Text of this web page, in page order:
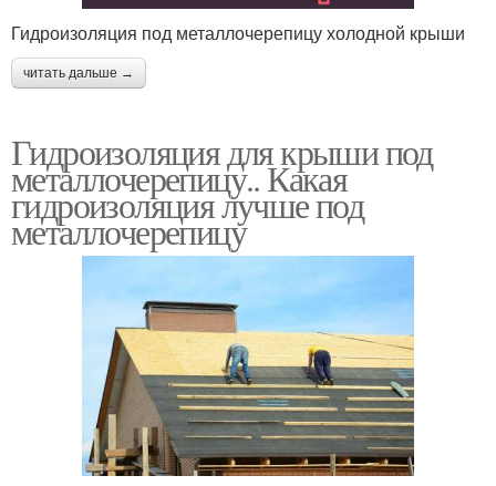
Гидроизоляция под металлочерепицу холодной крыши
читать дальше →
Гидроизоляция для крыши под
металлочерепицу.. Какая
гидроизоляция лучше под
металлочерепицу